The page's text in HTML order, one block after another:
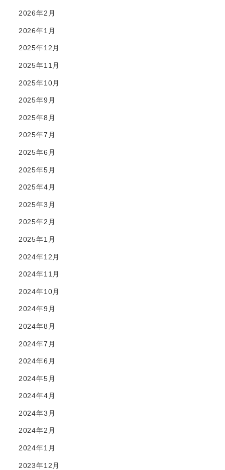
2026年2月
2026年1月
2025年12月
2025年11月
2025年10月
2025年9月
2025年8月
2025年7月
2025年6月
2025年5月
2025年4月
2025年3月
2025年2月
2025年1月
2024年12月
2024年11月
2024年10月
2024年9月
2024年8月
2024年7月
2024年6月
2024年5月
2024年4月
2024年3月
2024年2月
2024年1月
2023年12月